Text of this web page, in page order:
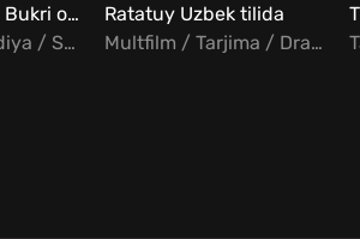
Bukri toychoq / Bukri ot Uzbek tilida
Tarjima / Komediya / Sarguzasht
Ratatuy Uzbek tilida
Multfilm / Tarjima / Drama / Komediya / Sarguzasht